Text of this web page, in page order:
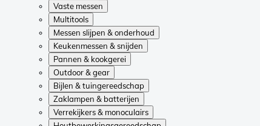
Vaste messen
Multitools
Messen slijpen & onderhoud
Keukenmessen & snijden
Pannen & kookgerei
Outdoor & gear
Bijlen & tuingereedschap
Zaklampen & batterijen
Verrekijkers & monoculairs